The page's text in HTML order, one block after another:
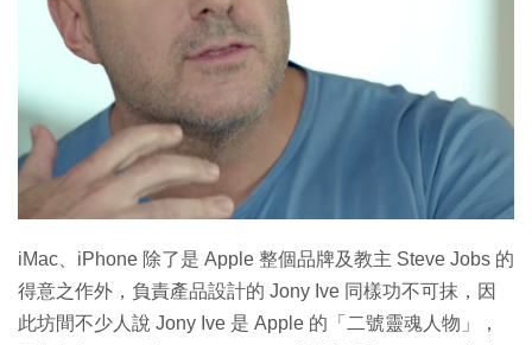
iMac、iPhone 除了是 Apple 整個品牌及教主 Steve Jobs 的
得意之作外，負責產品設計的 Jony Ive 同樣功不可抹，因
此坊間不少人說 Jony Ive 是 Apple 的「二號靈魂人物」，